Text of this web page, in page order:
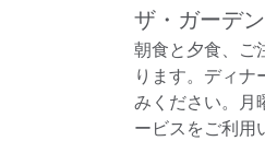
ザ・ガーデ
朝食と夕食、ご
ります。ディ
みください。月
ービスをご利用